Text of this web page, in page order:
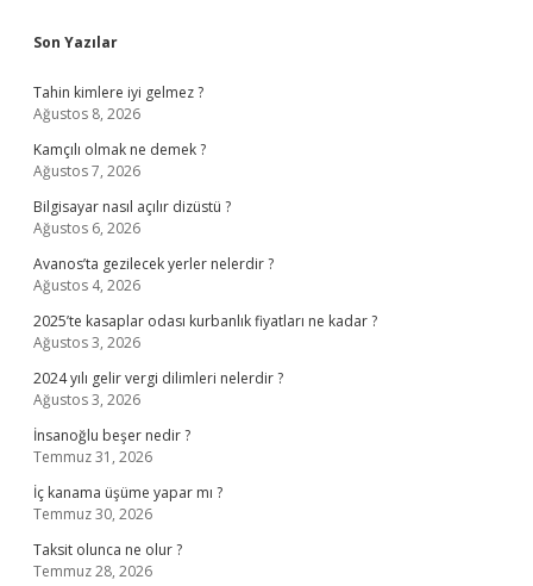
Sidebar
Son Yazılar
Tahin kimlere iyi gelmez ?
Ağustos 8, 2026
Kamçılı olmak ne demek ?
Ağustos 7, 2026
Bilgisayar nasıl açılır dizüstü ?
Ağustos 6, 2026
Avanos’ta gezilecek yerler nelerdir ?
Ağustos 4, 2026
2025’te kasaplar odası kurbanlık fiyatları ne kadar ?
Ağustos 3, 2026
2024 yılı gelir vergi dilimleri nelerdir ?
Ağustos 3, 2026
İnsanoğlu beşer nedir ?
Temmuz 31, 2026
İç kanama üşüme yapar mı ?
Temmuz 30, 2026
Taksit olunca ne olur ?
Temmuz 28, 2026